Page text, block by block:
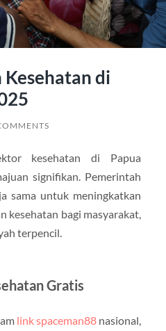
di
kesehatan di Papua
signifikan. Pemerintah
sama untuk meningkatkan
kesehatan bagi masyarakat,
terpencil.
Gratis
link spaceman88 nasional,